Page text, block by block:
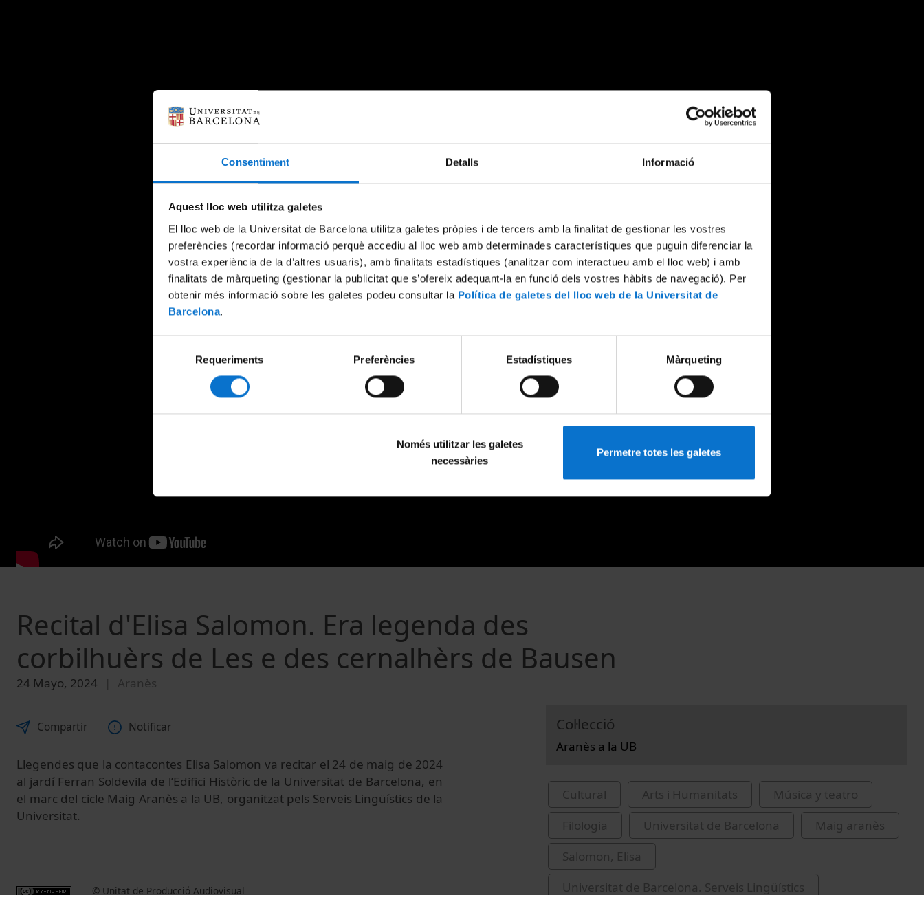
Consentiment Detalls Informació
Aquest lloc web utilitza galetes
El lloc web de la Universitat de Barcelona utilitza galetes pròpies i de tercers amb la finalitat de gestionar les vostres
preferències (recordar informació perquè accediu al lloc web amb determinades característiques que puguin diferenciar la
vostra experiència de la d’altres usuaris), amb finalitats estadístiques (analitzar com interactueu amb el lloc web) i amb
finalitats de màrqueting (gestionar la publicitat que s’ofereix adequant-la en funció dels vostres hàbits de navegació). Per
obtenir més informació sobre les galetes podeu consultar la Política de galetes del lloc web de la Universitat de
Barcelona.
consentiment
Requeriments Preferències Estadístiques Màrqueting
Només utilitzar les galetes
necessàries
Permetre totes les galetes
Recital d'Elisa Salomon. Era legenda des
corbilhuèrs de Les e des cernalhèrs de Bausen
24 Mayo, 2024 Aranès
Compartir Notificar
Llegendes que la contacontes Elisa Salomon va recitar el 24 de maig de 2024
al jardí Ferran Soldevila de l’Edifici Històric de la Universitat de Barcelona, en
el marc del cicle Maig Aranès a la UB, organitzat pels Serveis Lingüístics de la
Universitat.
© Unitat de Producció Audiovisual
Col·lecció
Aranès a la UB
Cultural Arts i Humanitats
Música y teatro
Filologia
Universitat de Barcelona
Maig aranès
Salomon, Elisa
Universitat de Barcelona. Serveis Lingüístics